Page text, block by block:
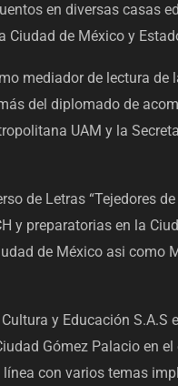
en diversas casas
Ciudad de México y
mediador de lectura de
del diplomado de
UAM y la
de Letras “Tejedores
y preparatorias en la
de México asi como
y Educación S.A.S
Gómez Palacio en
con varios temas